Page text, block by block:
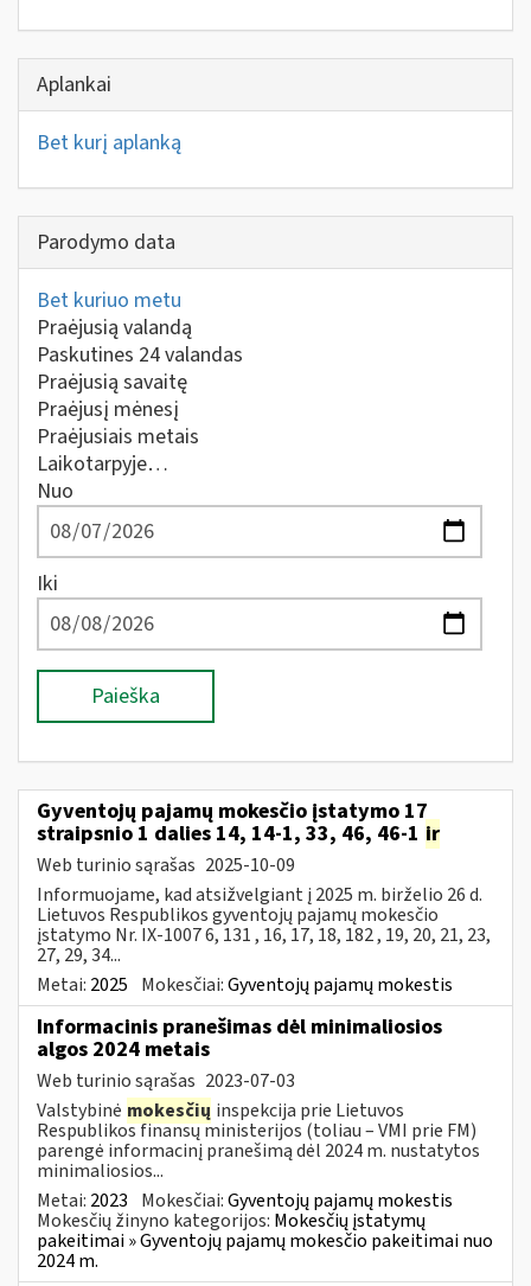
Aplankai
Bet kurį aplanką
Parodymo data
Bet kuriuo metu
Praėjusią valandą
Paskutines 24 valandas
Praėjusią savaitę
Praėjusį mėnesį
Praėjusiais metais
Laikotarpyje…
Nuo
Iki
Paieška
Gyventojų pajamų mokesčio įstatymo 17
straipsnio 1 dalies 14, 14-1, 33, 46, 46-1 ir
Web turinio sąrašas 2025-10-09
Informuojame, kad atsižvelgiant į 2025 m. birželio 26 d.
Lietuvos Respublikos gyventojų pajamų mokesčio
įstatymo Nr. IX-1007 6, 131 , 16, 17, 18, 182 , 19, 20, 21, 23,
27, 29, 34...
Metai: 2025 Mokesčiai:Gyventojų pajamų mokestis
Informacinis pranešimas dėl minimaliosios
algos 2024 metais
Web turinio sąrašas 2023-07-03
Valstybinė mokesčių inspekcija prie Lietuvos
Respublikos finansų ministerijos (toliau – VMI prie FM)
parengė informacinį pranešimą dėl 2024 m. nustatytos
minimaliosios...
Metai: 2023 Mokesčiai:Gyventojų pajamų mokestis
Mokesčių žinyno kategorijos: Mokesčių įstatymų
pakeitimai » Gyventojų pajamų mokesčio pakeitimai nuo
2024 m.